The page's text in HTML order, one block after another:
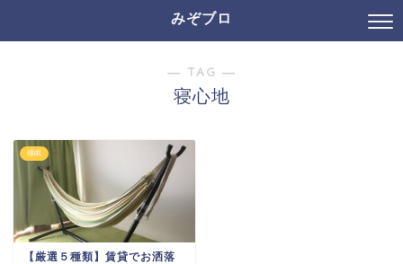
みぞブロ
― TAG ―
寝心地
睡眠
【厳選５種類】賃貸でお洒落